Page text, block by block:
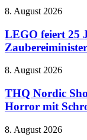
Gaming
naher
Zukunft
dem
LEGO
25
Jahre
Harry
mit
Zaubereiministerium
8. August 2026
LEGO feiert 25
THQ
Showcase
2026:
Expeditionen
den
8. August 2026
THQ Nordic
Horror mit
The
8. August 2026